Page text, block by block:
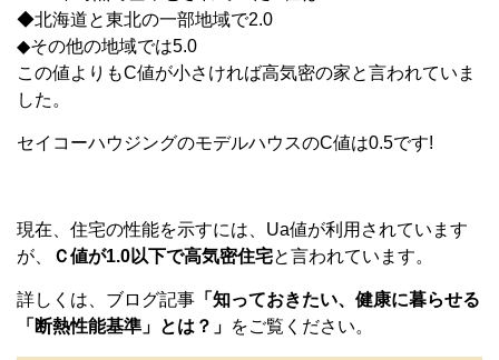
◆北海道と東北の一部地域で2.0
◆その他の地域では5.0
この値よりもC値が小さければ高気密の家と言われていま
した。
セイコーハウジングのモデルハウスのC値は0.5です!
現在、住宅の性能を示すには、 Ua値が利用されています
が、
Ｃ値が1.0以下で高気密住宅と言われています。
詳しくは、ブログ記事 「知っておきたい、健康に暮らせる
「断熱性能基準」とは？」 をご覧ください。